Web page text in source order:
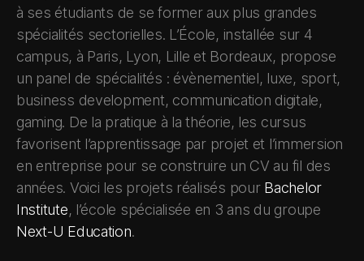
à ses étudiants de se former aux plus grandes
spécialités sectorielles. L’École, installée sur 4
campus, à Paris, Lyon, Lille et Bordeaux, propose
un panel de spécialités : évènementiel, luxe, sport,
business development, communication digitale,
gaming. De la pratique à la théorie, les cursus
favorisent l’apprentissage par projet et l’immersion
en entreprise pour se construire un CV au fil des
années. Voici les projets réalisés pour Bachelor
Institute, l’école spécialisée en 3 ans du groupe
Next-U Education.